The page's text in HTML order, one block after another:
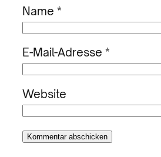
Name *
E-Mail-Adresse *
Website